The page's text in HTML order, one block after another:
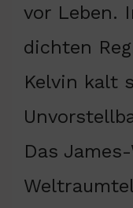
vor Leben.
dichten
Kelvin kalt
Das